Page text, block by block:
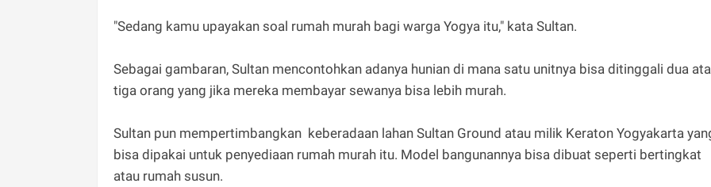
"Sedang kamu upayakan soal rumah murah bagi warga Yogya itu," kata Sultan.
Sebagai gambaran, Sultan mencontohkan adanya hunian di mana satu unitnya bisa ditinggali dua
tiga orang yang jika mereka membayar sewanya bisa lebih murah.
Sultan pun mempertimbangkan keberadaan lahan Sultan Ground atau milik Keraton Yogyakarta
bisa dipakai untuk penyediaan rumah murah itu. Model bangunannya bisa dibuat seperti bertingkat
atau rumah susun.